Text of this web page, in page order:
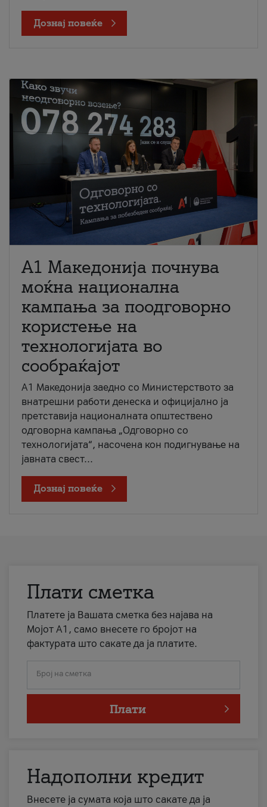
Дознај повеќе
A1 Македонија почнува
моќна национална
кампања за поодговорно
користење на
технологијата во
сообраќајот
A1 Македонија заедно со Министерството за
внатрешни работи денеска и официјално ја
претставија националната општествено
одговорна кампања „Одговорно со
технологијата“, насочена кон подигнување на
јавната свест...
Дознај повеќе
Плати сметка
Платете ја Вашата сметка без најава на
Мојот А1, само внесете го бројот на
фактурата што сакате да ја платите.
Број на сметка
Плати
Надополни кредит
Внесете ја сумата која што сакате да ја